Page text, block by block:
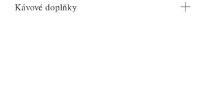
Kávové doplňky